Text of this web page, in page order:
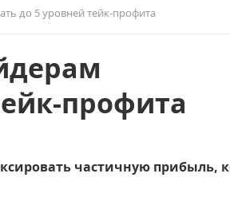
до 5 уровней тейк-профита
профита
частичную прибыль,